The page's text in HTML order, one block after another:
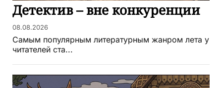
Детектив – вне конкуренции
08.08.2026
Самым популярным литературным жанром лета у
читателей ста...